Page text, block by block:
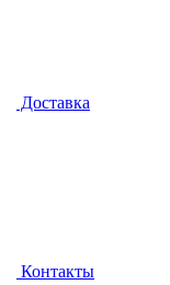
Доставка
Контакты